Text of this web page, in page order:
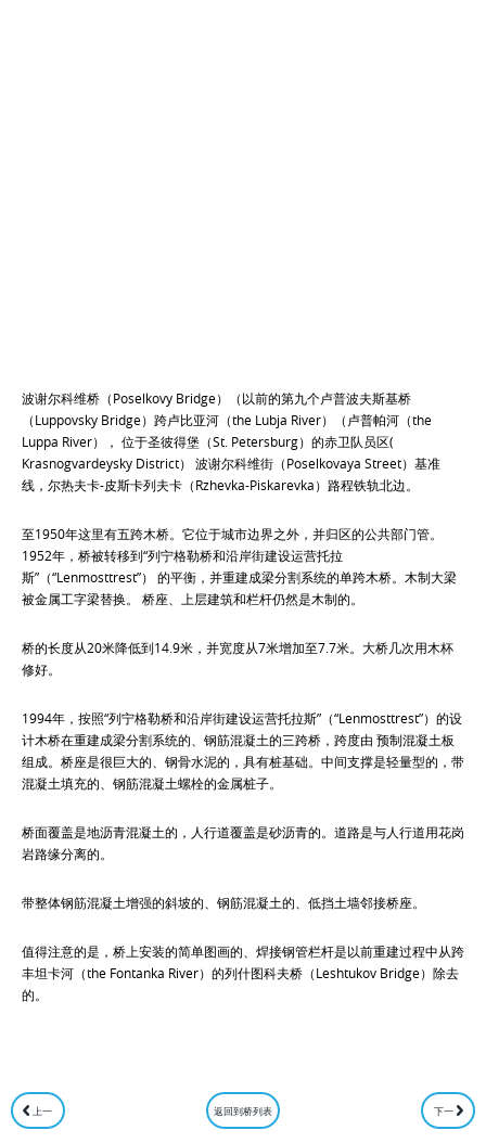
波谢尔科维桥（Poselkovy Bridge）（以前的第九个卢普波夫斯基桥
（Luppovsky Bridge）跨卢比亚河（the Lubja River）（卢普帕河（the
Luppa River）， 位于圣彼得堡（St. Petersburg）的赤卫队员区(
Krasnogvardeysky District） 波谢尔科维街（Poselkovaya Street）基准
线，尔热夫卡-皮斯卡列夫卡（Rzhevka-Piskarevka）路程铁轨北边。
至1950年这里有五跨木桥。它位于城市边界之外，并归区的公共部门管。
1952年，桥被转移到“列宁格勒桥和沿岸街建设运营托拉
斯”（“Lenmosttrest”） 的平衡，并重建成梁分割系统的单跨木桥。木制大梁
被金属工字梁替换。 桥座、上层建筑和栏杆仍然是木制的。
桥的长度从20米降低到14.9米，并宽度从7米增加至7.7米。大桥几次用木杯
修好。
1994年，按照“列宁格勒桥和沿岸街建设运营托拉斯”（“Lenmosttrest”）的设
计木桥在重建成梁分割系统的、钢筋混凝土的三跨桥，跨度由 预制混凝土板
组成。桥座是很巨大的、钢骨水泥的，具有桩基础。中间支撑是轻量型的，带
混凝土填充的、钢筋混凝土螺栓的金属桩子。
桥面覆盖是地沥青混凝土的，人行道覆盖是砂沥青的。道路是与人行道用花岗
岩路缘分离的。
带整体钢筋混凝土增强的斜坡的、钢筋混凝土的、低挡土墙邻接桥座。
值得注意的是，桥上安装的简单图画的、焊接钢管栏杆是以前重建过程中从跨
丰坦卡河（the Fontanka River）的列什图科夫桥（Leshtukov Bridge）除去
的。
上一 返回到桥列表 下一